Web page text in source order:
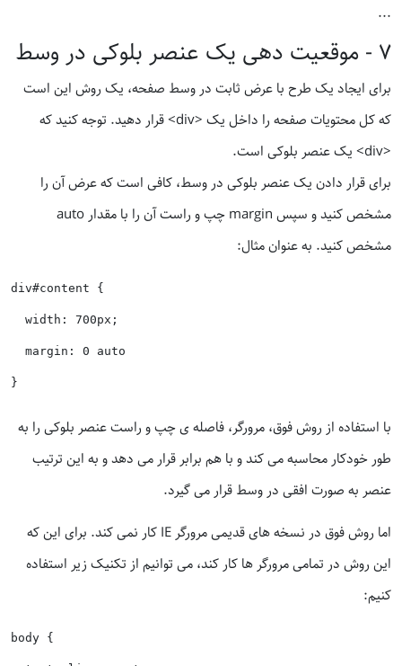
...
٧ - موقعیت دهی یک عنصر بلوکی در وسط
برای ایجاد یک طرح با عرض ثابت در وسط صفحه، یک روش این است
که کل محتویات صفحه را داخل یک <div> قرار دهید. توجه کنید که
<div> یک عنصر بلوکی است.
برای قرار دادن یک عنصر بلوکی در وسط، کافی است که عرض آن را
مشخص کنید و سپس margin چپ و راست آن را با مقدار auto
مشخص کنید. به عنوان مثال:
div#content {
  width: 700px;
  margin: 0 auto
با استفاده از روش فوق، مرورگر، فاصله ی چپ و راست عنصر بلوکی را به
طور خودکار محاسبه می کند و با هم برابر قرار می دهد و به این ترتیب
عنصر به صورت افقی در وسط قرار می گیرد.
اما روش فوق در نسخه های قدیمی مرورگر IE کار نمی کند. برای این که
این روش در تمامی مرورگر ها کار کند، می توانیم از تکنیک زیر استفاده
کنیم:
body {